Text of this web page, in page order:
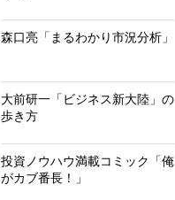
森口亮「まるわかり市況分析」
大前研一「ビジネス新大陸」の
歩き方
投資ノウハウ満載コミック「俺
がカブ番長！」